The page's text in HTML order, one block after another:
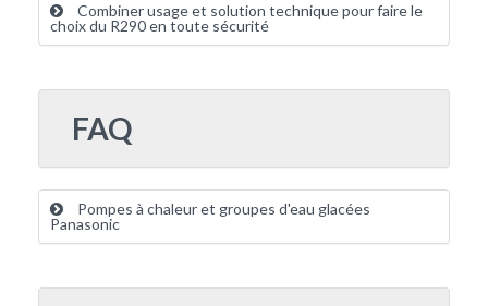
Combiner usage et solution technique pour faire le
choix du R290 en toute sécurité
FAQ
Pompes à chaleur et groupes d'eau glacées
Panasonic